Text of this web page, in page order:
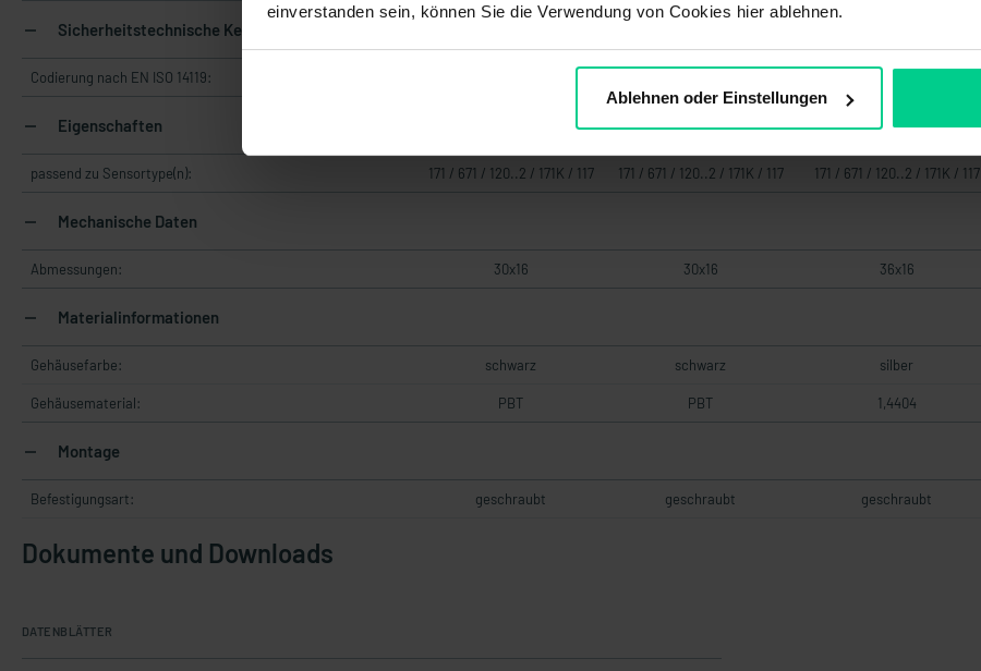
einverstanden sein, können Sie die Verwendung von Cookies hier ablehnen.
Ablehnen oder Einstellungen
Sicherheitstechnische Kennwerte
Codierung nach EN ISO 14119:
Eigenschaften
passend zu Sensortype(n): 171 / 671 / 120..2 / 171K / 117 171 / 671 / 120..2 / 171K / 117 171 / 671 / 120..2 / 171K / 117
Mechanische Daten
Abmessungen: 30x16 30x16 36x16
Materialinformationen
Gehäusefarbe: schwarz schwarz silber
Gehäusematerial: PBT PBT 1,4404
Montage
Befestigungsart: geschraubt geschraubt geschraubt
Dokumente und Downloads
DATENBLÄTTER